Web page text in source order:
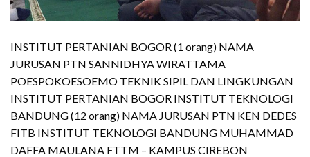
INSTITUT PERTANIAN BOGOR (1 orang) NAMA
JURUSAN PTN SANNIDHYA WIRATTAMA
POESPOKOESOEMO TEKNIK SIPIL DAN LINGKUNGAN
INSTITUT PERTANIAN BOGOR INSTITUT TEKNOLOGI
BANDUNG (12 orang) NAMA JURUSAN PTN KEN DEDES
FITB INSTITUT TEKNOLOGI BANDUNG MUHAMMAD
DAFFA MAULANA FTTM – KAMPUS CIREBON